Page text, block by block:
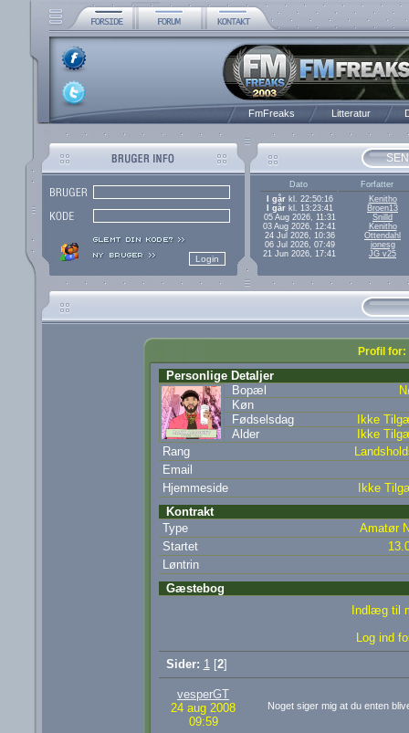
FmFreaks Litteratur
Dato
Forfatter
I gårkl. 22:50:16
Kenitho
I gårkl. 13:23:41
Broen13
05 Aug 2026, 11:31
Snilld
03 Aug 2026, 12:41
Kenitho
24 Jul 2026, 10:36
Ottendahl
06 Jul 2026, 07:49
jonesg
21 Jun 2026, 17:41
JG v25
Profil for:
Personlige Detaljer
Bopæl
Køn
Fødselsdag
Ikke
Alder
Ikke
Rang
Email
Hjemmeside
Ikke
Kontrakt
Type
Amatør
Startet
Løntrin
Gæstebog
Indlæg til
Log ind
Sider: 1[2]
vesperGT
24 aug 2008
09:59
Noget siger mig at du enten